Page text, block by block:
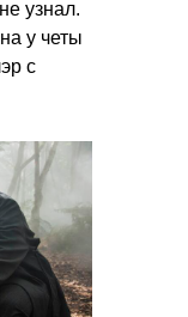
узнал.
у четы
с